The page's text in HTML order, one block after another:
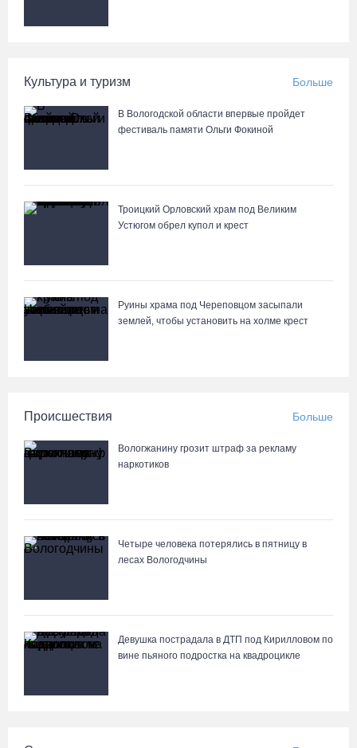
Культура и туризм Больше
В Вологодской области впервые пройдет
фестиваль памяти Ольги Фокиной
Троицкий Орловский храм под Великим
Устюгом обрел купол и крест
Руины храма под Череповцом засыпали
землей, чтобы установить на холме крест
Происшествия Больше
Вологжанину грозит штраф за рекламу
наркотиков
Четыре человека потерялись в пятницу в
лесах Вологодчины
Девушка пострадала в ДТП под Кирилловом по
вине пьяного подростка на квадроцикле